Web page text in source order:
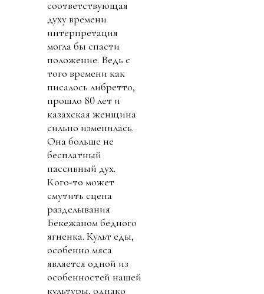
соответствующая
духу времени
интерпретация
могла бы спасти
положение. Ведь с
того времени как
писалось либретто,
прошло 80 лет и
казахская женщина
сильно изменилась.
Она больше не
бесплатный
пассивный дух.
Кого-то может
смутить сцена
разделывания
Бекежаном бедного
ягненка. Культ еды,
особенно мяса
является одной из
особенностей нашей
культуры, однако